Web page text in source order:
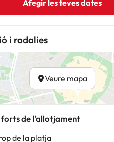
Afegir les teves dates
i rodalies
Veure mapa
forts de l'allotjament
de la platja